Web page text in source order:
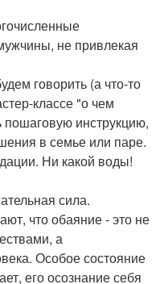
не привлекая
говорить (а что-то
классе "о чем
инструкцию,
в семье или паре.
Ни какой воды!
сила.
что обаяние - это не
а
Особое состояние
его осознание себя